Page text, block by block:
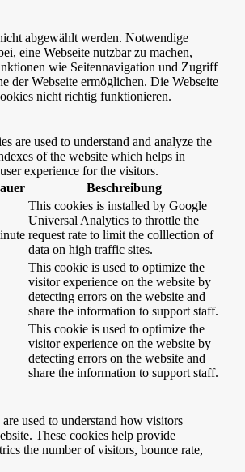
abgewählt werden. Notwendige
eine Webseite nutzbar zu machen,
wie Seitennavigation und Zugriff
der Webseite ermöglichen. Die Webseite
nicht richtig funktionieren.
are used to understand and analyze the
of the website which helps in
experience for the visitors.
Beschreibung
This cookies is installed by Google
Universal Analytics to throttle the
request rate to limit the colllection of
data on high traffic sites.
This cookie is used to optimize the
visitor experience on the website by
detecting errors on the website and
share the information to support staff.
This cookie is used to optimize the
visitor experience on the website by
detecting errors on the website and
share the information to support staff.
used to understand how visitors
These cookies help provide
the number of visitors, bounce rate,